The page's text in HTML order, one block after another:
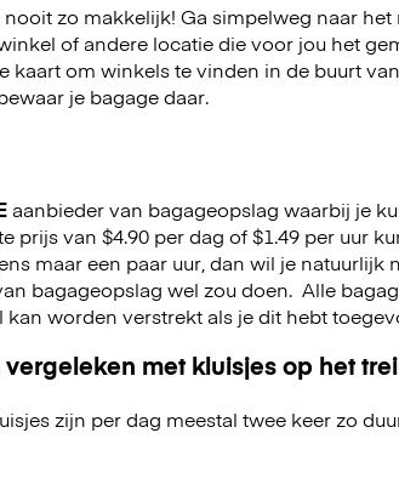
zo makkelijk! Ga simpelweg naar
of andere locatie die voor jou het
kaart om winkels te vinden in de buurt
je bagage daar.
aanbieder van bagageopslag waarbij je
prijs van $4.90 per dag of $1.49 per uur
maar een paar uur, dan wil je natuurlijk
bagageopslag wel zou doen. Alle
kan worden verstrekt als je dit hebt
met kluisjes op het
zijn per dag meestal twee keer zo